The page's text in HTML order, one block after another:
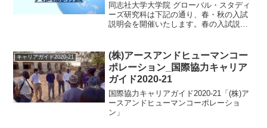
同志社大学大学院 グローバル・スタディ
ーズ研究科は下記の通り、春・秋の入試
説明会を開催いたします。春の入試説明
ンパス 志高館SK112教室（...
キャリアガイド2020-21
(株)アースアンドヒューマンコー
ポレーション_国際協力キャリア
ガイド2020-21
国際協力キャリアガイド2020-21「(株)ア
ースアンドヒューマンコーポレーショ
ン」